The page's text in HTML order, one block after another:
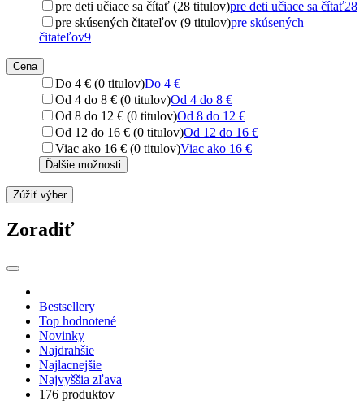
pre deti učiace sa čítať (28 titulov)pre deti učiace sa čítať28
pre skúsených čitateľov (9 titulov)pre skúsených
čitateľov9
Cena
Do 4 € (0 titulov)Do 4 €
Od 4 do 8 € (0 titulov)Od 4 do 8 €
Od 8 do 12 € (0 titulov)Od 8 do 12 €
Od 12 do 16 € (0 titulov)Od 12 do 16 €
Viac ako 16 € (0 titulov)Viac ako 16 €
Ďalšie možnosti
Zúžiť výber
Zoradiť
Bestsellery
Top hodnotené
Novinky
Najdrahšie
Najlacnejšie
Najvyššia zľava
176 produktov